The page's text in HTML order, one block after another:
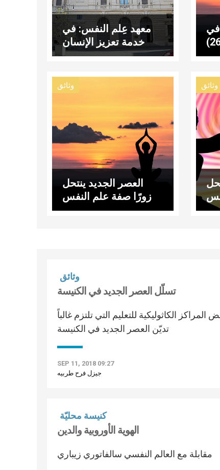
معهد عِلم النفس: في
خدمة تعزيز الإنسان
في
وثائق
العصر الجديد ينتحل
زورًا صفة علم النفس
وثائق
وثائق
تسلّل العصر الجديد في الكنيسة
الكاثوليكية للتعليم التي تلتزم غالباً
تديّن العصر الجديد في الكنيسة
SEP 11, 2018 09:27
جيزل فرح طربيه
كنيسة محليّة
الهوية الأوروبية والدين
مقابلة مع العالم النفسي سالفاتوري زيباري